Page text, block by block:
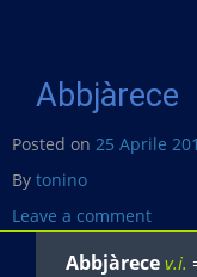
Abbjàrece
Posted on 25 Aprile
By tonino
Leave a comment
Abbjàrece v.i.